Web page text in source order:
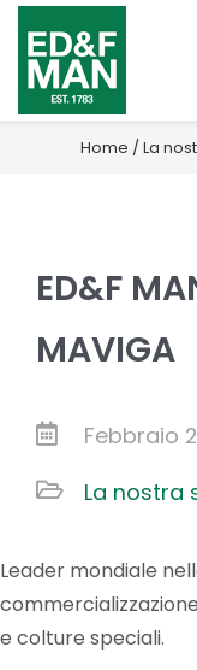
Salta
contenuto
Chi siamo
Sostenibilità
Qualità e
Progetti
Lavora con noi
Home /La
ED&F
MAVIGA
Febbraio
La nostra
Leader mondiale
e colture speciali.